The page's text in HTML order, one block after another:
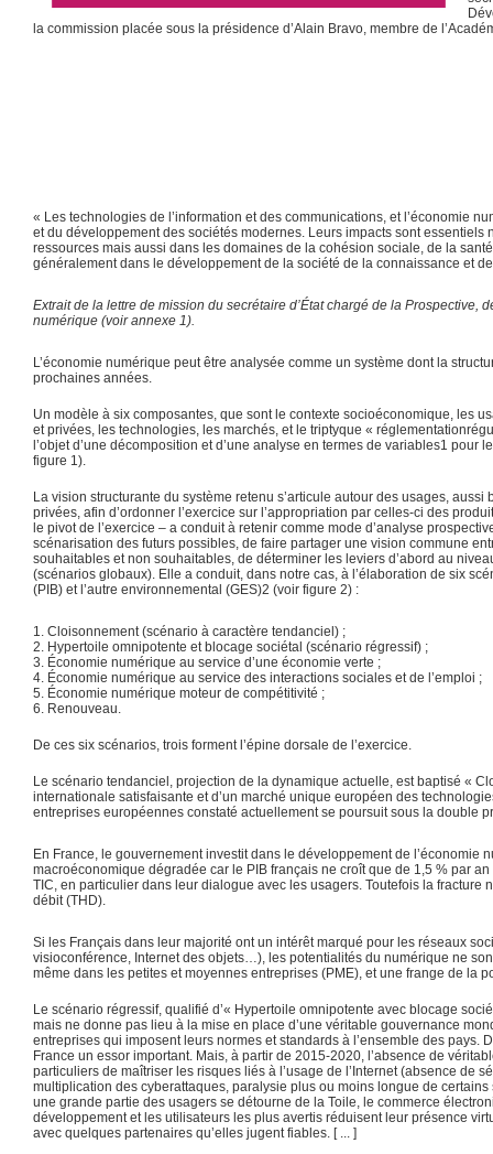
la commission placée sous la présidence d’Alain Bravo, membre de
« Les technologies de l’information et des communications, et l’économie
et du développement des sociétés modernes. Leurs impacts sont
ressources mais aussi dans les domaines de la cohésion sociale, de la
généralement dans le développement de la société de la connaissance et
Extrait de la lettre de mission du secrétaire d’État chargé de la
numérique (voir annexe 1).
L’économie numérique peut être analysée comme un système dont la
prochaines années.
Un modèle à six composantes, que sont le contexte socioéconomique, les
et privées, les technologies, les marchés, et le triptyque «
l’objet d’une décomposition et d’une analyse en termes de variables1
figure 1).
La vision structurante du système retenu s’articule autour des usages,
privées, afin d’ordonner l’exercice sur l’appropriation par celles-ci des
le pivot de l’exercice – a conduit à retenir comme mode d’analyse
scénarisation des futurs possibles, de faire partager une vision commune
souhaitables et non souhaitables, de déterminer les leviers d’abord au
(scénarios globaux). Elle a conduit, dans notre cas, à l’élaboration de six
(PIB) et l’autre environnemental (GES)2 (voir figure 2) :
1. Cloisonnement (scénario à caractère tendanciel) ;
2. Hypertoile omnipotente et blocage sociétal (scénario régressif) ;
3. Économie numérique au service d’une économie verte ;
4. Économie numérique au service des interactions sociales et de l’emploi ;
5. Économie numérique moteur de compétitivité ;
6. Renouveau.
De ces six scénarios, trois forment l’épine dorsale de l’exercice.
Le scénario tendanciel, projection de la dynamique actuelle, est baptisé «
internationale satisfaisante et d’un marché unique européen des
entreprises européennes constaté actuellement se poursuit sous la double
En France, le gouvernement investit dans le développement de l’économie
macroéconomique dégradée car le PIB français ne croît que de 1,5 % par
TIC, en particulier dans leur dialogue avec les usagers. Toutefois la
débit (THD).
Si les Français dans leur majorité ont un intérêt marqué pour les réseaux
visioconférence, Internet des objets…), les potentialités du numérique ne
même dans les petites et moyennes entreprises (PME), et une frange de la
Le scénario régressif, qualifié d’« Hypertoile omnipotente avec blocage
mais ne donne pas lieu à la mise en place d’une véritable gouvernance
entreprises qui imposent leurs normes et standards à l’ensemble des pays.
France un essor important. Mais, à partir de 2015-2020, l’absence de
particuliers de maîtriser les risques liés à l’usage de l’Internet (absence de
multiplication des cyberattaques, paralysie plus ou moins longue de
une grande partie des usagers se détourne de la Toile, le commerce
développement et les utilisateurs les plus avertis réduisent leur présence
avec quelques partenaires qu’elles jugent fiables. [ ... ]